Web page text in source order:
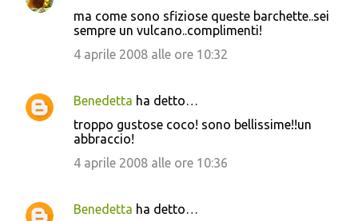
ma come sono sfiziose queste barchette..sei
sempre un vulcano..complimenti!
4 aprile 2008 alle ore 10:32
Benedetta ha detto…
troppo gustose coco! sono bellissime!!un
abbraccio!
4 aprile 2008 alle ore 10:36
Benedetta ha detto…